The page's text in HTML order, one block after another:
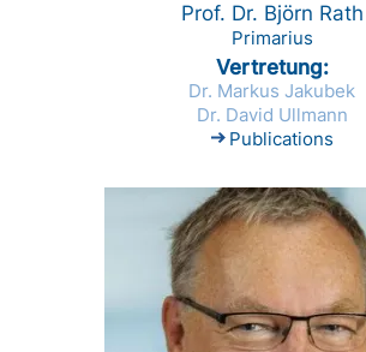
Prof. Dr. Björn Rath
Primarius
Vertretung
Dr. Markus Jakubek
Dr. David Ullmann
Publications